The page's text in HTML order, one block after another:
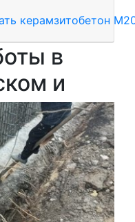
керамзитобетон
в
и